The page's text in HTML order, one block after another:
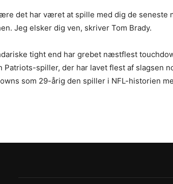
det har været at spille med dig de seneste
Jeg elsker dig ven, skriver Tom Brady.
tight end har grebet næstflest
Patriots-spiller, der har lavet flest af slagsen
som 29-årig den spiller i NFL-historien